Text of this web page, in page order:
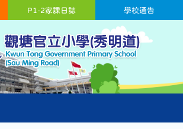
學校通告
P1-2家課日誌